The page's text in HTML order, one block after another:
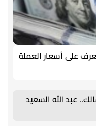
على أسعار العملة
عبد الله السعيد